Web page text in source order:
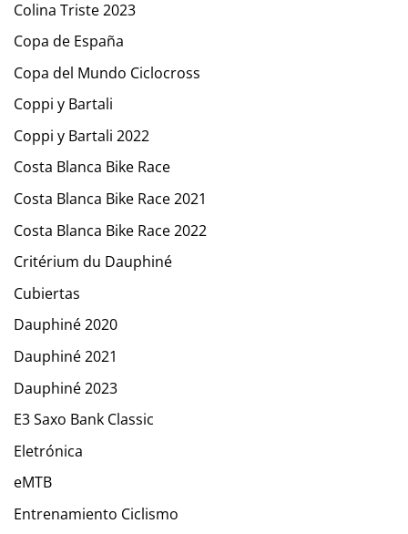
Colina Triste 2023
Copa de España
Copa del Mundo Ciclocross
Coppi y Bartali
Coppi y Bartali 2022
Costa Blanca Bike Race
Costa Blanca Bike Race 2021
Costa Blanca Bike Race 2022
Critérium du Dauphiné
Cubiertas
Dauphiné 2020
Dauphiné 2021
Dauphiné 2023
E3 Saxo Bank Classic
Eletrónica
eMTB
Entrenamiento Ciclismo